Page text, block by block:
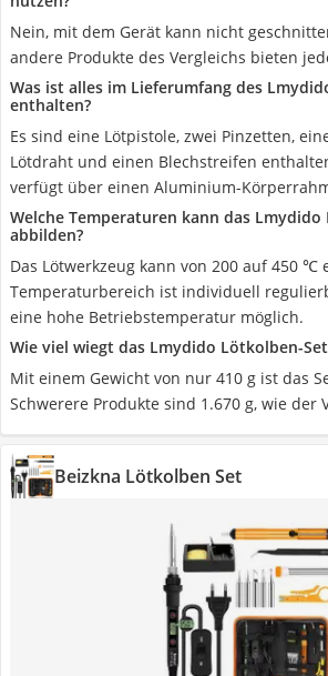
Nein, mit dem Gerät kann nicht
andere Produkte des Vergleichs bieten
Was ist alles im Lieferumfang des
enthalten?
Es sind eine Lötpistole, zwei Pinzetten,
Lötdraht und einen Blechstreifen
verfügt über einen Aluminium-
Welche Temperaturen kann das Lmydido
abbilden?
Das Lötwerkzeug kann von 200 auf 450 ℃
Temperaturbereich ist individuell
eine hohe Betriebstemperatur möglich.
Wie viel wiegt das Lmydido Lötkolben-
Mit einem Gewicht von nur 410 g ist das
Schwerere Produkte sind 1.670 g, wie der
Beizkna Lötkolben Set